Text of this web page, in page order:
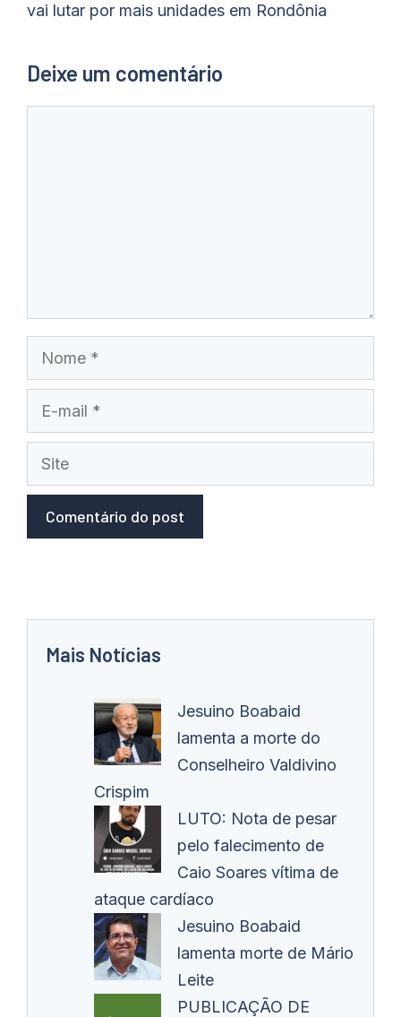
vai lutar por mais unidades em Rondônia
Deixe um comentário
Nome
mail
Site
Mais Notícias
Jesuino Boabaid
lamenta a morte do
Conselheiro Valdivino
Crispim
LUTO: Nota de pesar
pelo falecimento de
Caio Soares vítima de
ataque cardíaco
Jesuino Boabaid
lamenta morte de Mário
Leite
PUBLICAÇÃO DE